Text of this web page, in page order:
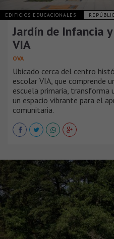
EDIFICIOS EDUCACIONALES
Jardín de Infancia
VIA
OVA
Ubicado cerca del centro
escolar VIA, que comprende
escuela primaria, transforma
un espacio vibrante para el
comunitaria.